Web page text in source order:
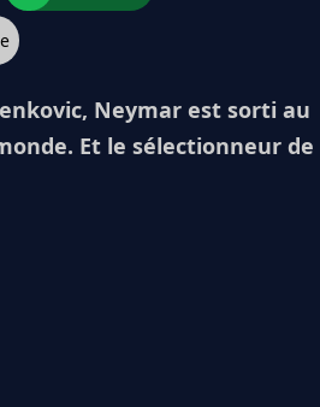
Neymar est sorti au
Et le sélectionneur de